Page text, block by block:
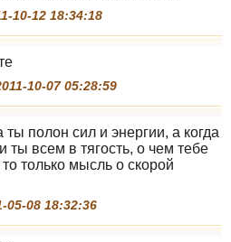
10-12 18:34:18
10-07 05:28:59
ты полон сил и энергии, а когда
ты всем в тягость, о чем тебе
только мысль о скорой
05-08 18:32:36